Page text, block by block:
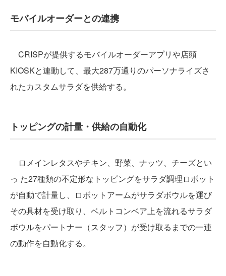
モバイルオーダーとの連携
CRISPが提供するモバイルオーダーアプリや店頭
KIOSKと連動して、最大287万通りのパーソナライズさ
れたカスタムサラダを供給する。
トッピングの計量・供給の自動化
ロメインレタスやチキン、野菜、ナッツ、チーズとい
っ た27種類の不定形なトッピングをサラダ調理ロボット
が自動で計量し、ロボットアームがサラダボウルを運び
その具材を受け取り、ベルトコンベア上を流れるサラダ
ボウルをパートナー（スタッフ）が受け取るまでの一連
の動作を自動化する。